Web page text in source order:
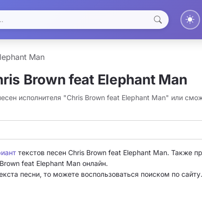
Man
Brown feat Elephant Man
исполнителя "Chris Brown feat Elephant Man" или
текстов песен Chris Brown feat Elephant Man. Также
feat Elephant Man онлайн.
песни, то можете воспользоваться поиском по сайту.